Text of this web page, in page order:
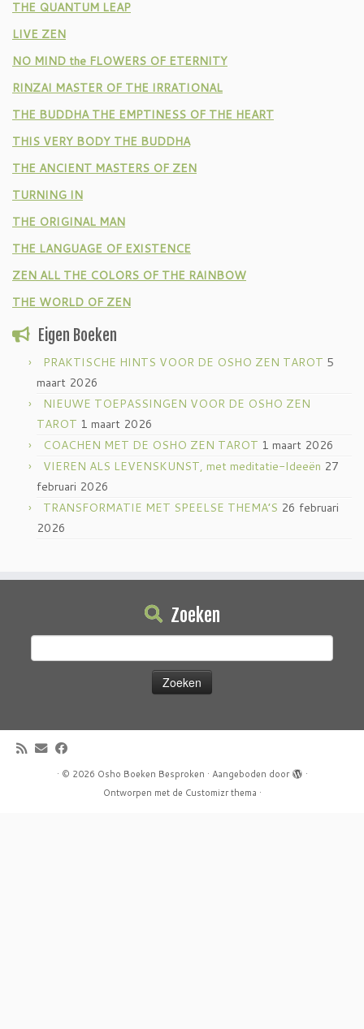
THE QUANTUM LEAP
LIVE ZEN
NO MIND the FLOWERS OF ETERNITY
RINZAI MASTER OF THE IRRATIONAL
THE BUDDHA THE EMPTINESS OF THE HEART
THIS VERY BODY THE BUDDHA
THE ANCIENT MASTERS OF ZEN
TURNING IN
THE ORIGINAL MAN
THE LANGUAGE OF EXISTENCE
ZEN ALL THE COLORS OF THE RAINBOW
THE WORLD OF ZEN
Eigen Boeken
PRAKTISCHE HINTS VOOR DE OSHO ZEN TAROT 5
maart 2026
NIEUWE TOEPASSINGEN VOOR DE OSHO ZEN
TAROT 1 maart 2026
COACHEN MET DE OSHO ZEN TAROT 1 maart 2026
VIEREN ALS LEVENSKUNST, met meditatie-Ideeën 27
februari 2026
TRANSFORMATIE MET SPEELSE THEMA’S 26 februari
2026
Zoeken
· © 2026 Osho Boeken Besproken · Aangeboden door
·
Ontworpen met de Customizr thema ·